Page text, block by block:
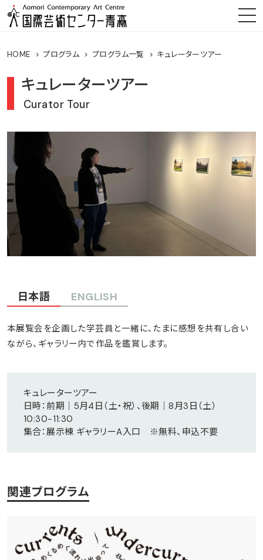
HOME プログラム プログラム一覧 キュレーターツアー
キュレーターツアー
Curator Tour
日本語 ENGLISH
本展覧会を企画した学芸員と一緒に、たまに感想を共有し合い
ながら、ギャラリー内で作品を鑑賞します。
キュレーターツアー
日時：前期｜5月4日（土・祝）、後期｜8月3日（土）
10:30-11:30
集合：展示棟 ギャラリーA入口 ※無料、申込不要
関連プログラム